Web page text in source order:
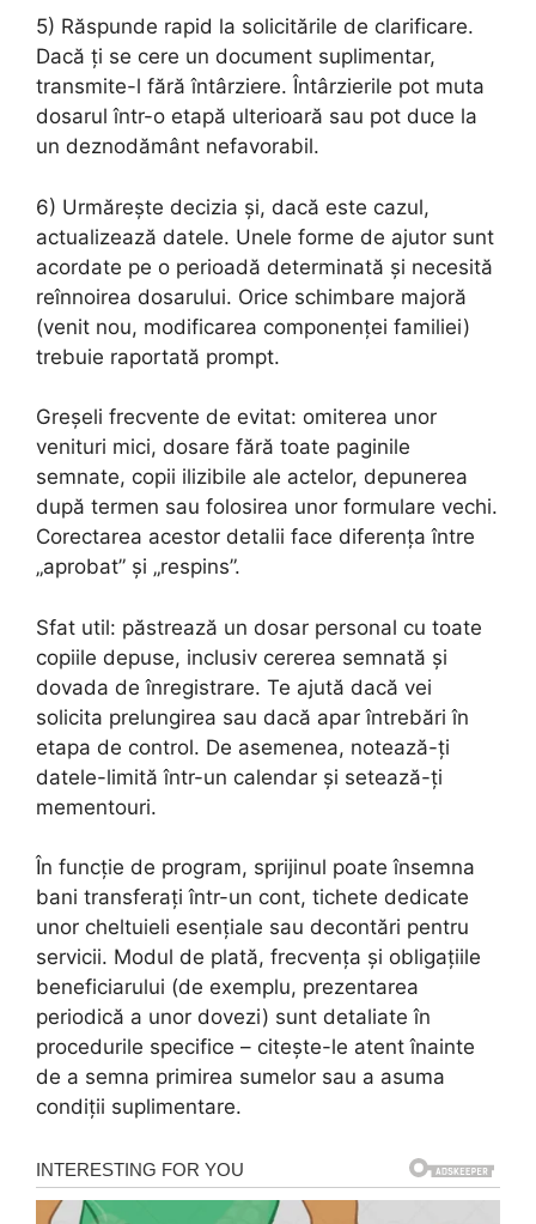
5) Răspunde rapid la solicitările de clarificare.
Dacă ți se cere un document suplimentar,
transmite-l fără întârziere. Întârzierile pot muta
dosarul într-o etapă ulterioară sau pot duce la
un deznodământ nefavorabil.
6) Urmărește decizia și, dacă este cazul,
actualizează datele. Unele forme de ajutor sunt
acordate pe o perioadă determinată și necesită
reînnoirea dosarului. Orice schimbare majoră
(venit nou, modificarea componenței familiei)
trebuie raportată prompt.
Greșeli frecvente de evitat: omiterea unor
venituri mici, dosare fără toate paginile
semnate, copii ilizibile ale actelor, depunerea
după termen sau folosirea unor formulare vechi.
Corectarea acestor detalii face diferența între
„aprobat” și „respins”.
Sfat util: păstrează un dosar personal cu toate
copiile depuse, inclusiv cererea semnată și
dovada de înregistrare. Te ajută dacă vei
solicita prelungirea sau dacă apar întrebări în
etapa de control. De asemenea, notează-ți
datele-limită într-un calendar și setează-ți
mementouri.
În funcție de program, sprijinul poate însemna
bani transferați într-un cont, tichete dedicate
unor cheltuieli esențiale sau decontări pentru
servicii. Modul de plată, frecvența și obligațiile
beneficiarului (de exemplu, prezentarea
periodică a unor dovezi) sunt detaliate în
procedurile specifice – citește-le atent înainte
de a semna primirea sumelor sau a asuma
condiții suplimentare.